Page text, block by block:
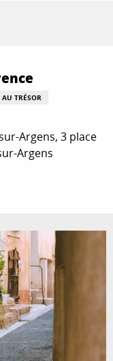
AU TRÉSOR
Argens, 3 place
Argens